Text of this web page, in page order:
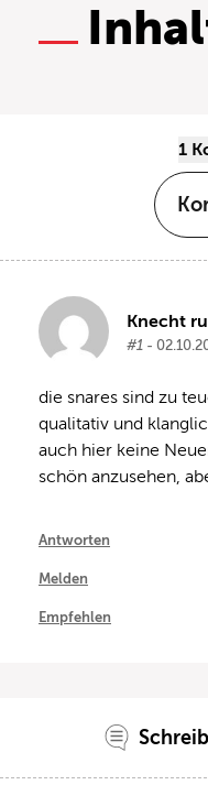
1
Knecht
#1 -
die snares sind zu
qualitativ und
auch hier keine
schön anzusehen,
Antworten
Melden
Empfehlen